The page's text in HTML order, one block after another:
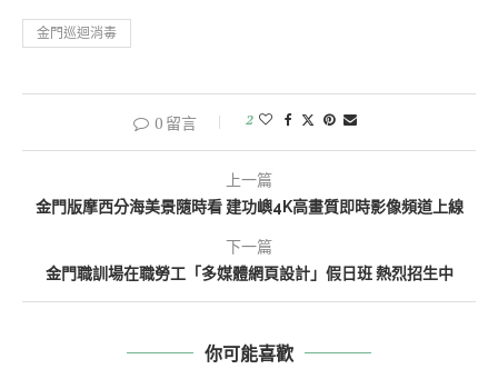
金門巡迴消毒
0 留言 2
上一篇
金門版摩西分海美景隨時看 建功嶼4K高畫質即時影像頻道上線
下一篇
金門職訓場在職勞工「多媒體網頁設計」假日班 熱烈招生中
你可能喜歡